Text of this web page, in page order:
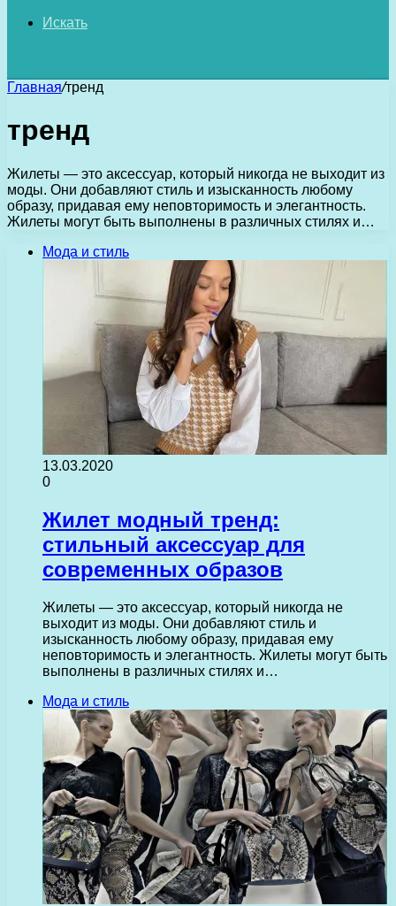
Искать
Главная/тренд
тренд
Жилеты — это аксессуар, который никогда не выходит из
моды. Они добавляют стиль и изысканность любому
образу, придавая ему неповторимость и элегантность.
Жилеты могут быть выполнены в различных стилях и…
Мода и стиль
13.03.2020
0
Жилет модный тренд:
стильный аксессуар для
современных образов
Жилеты — это аксессуар, который никогда не
выходит из моды. Они добавляют стиль и
изысканность любому образу, придавая ему
неповторимость и элегантность. Жилеты могут быть
выполнены в различных стилях и…
Мода и стиль